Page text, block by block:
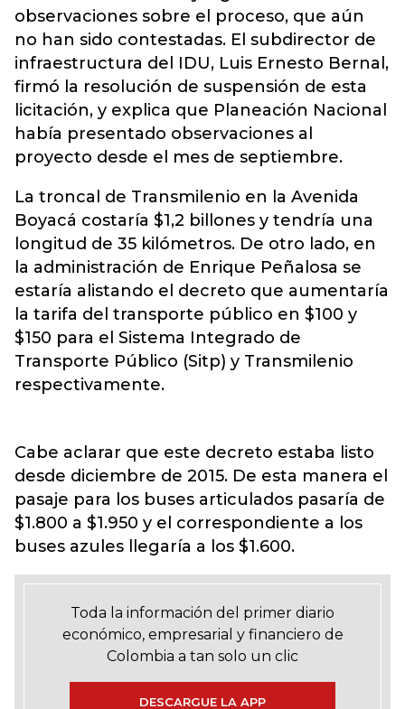
observaciones sobre el proceso, que aún
no han sido contestadas. El subdirector de
infraestructura del IDU, Luis Ernesto Bernal,
firmó la resolución de suspensión de esta
licitación, y explica que Planeación Nacional
había presentado observaciones al
proyecto desde el mes de septiembre.
La troncal de Transmilenio en la Avenida
Boyacá costaría $1,2 billones y tendría una
longitud de 35 kilómetros. De otro lado, en
la administración de Enrique Peñalosa se
estaría alistando el decreto que aumentaría
la tarifa del transporte público en $100 y
$150 para el Sistema Integrado de
Transporte Público (Sitp) y Transmilenio
respectivamente.
Cabe aclarar que este decreto estaba listo
desde diciembre de 2015. De esta manera el
pasaje para los buses articulados pasaría de
$1.800 a $1.950 y el correspondiente a los
buses azules llegaría a los $1.600.
Toda la información del primer diario
económico, empresarial y financiero de
Colombia a tan solo un clic
DESCARGUE LA APP